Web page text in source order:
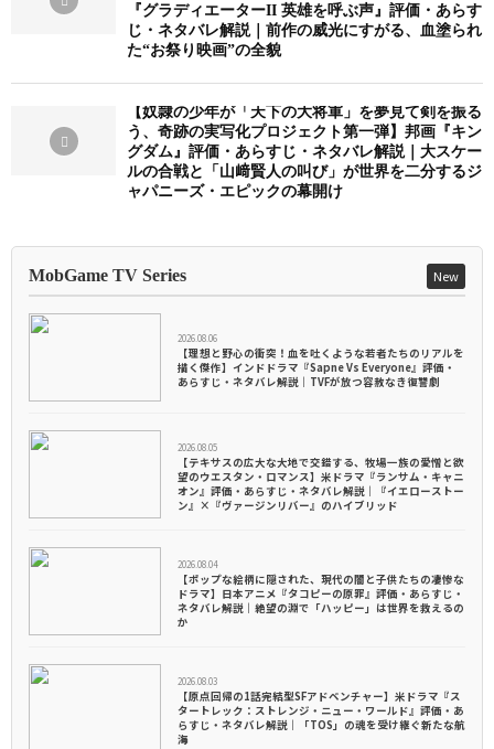
『グラディエーターII 英雄を呼ぶ声』評価・あらす
じ・ネタバレ解説｜前作の威光にすがる、血塗られ
た“お祭り映画”の全貌
【奴隷の少年が「天下の大将軍」を夢見て剣を振る
う、奇跡の実写化プロジェクト第一弾】邦画『キン
グダム』評価・あらすじ・ネタバレ解説｜大スケー
ルの合戦と「山﨑賢人の叫び」が世界を二分するジ
ャパニーズ・エピックの幕開け
MobGame TV Series New
2026.08.06
【理想と野心の衝突！血を吐くような若者たちのリアルを
描く傑作】インドドラマ『Sapne Vs Everyone』評価・
あらすじ・ネタバレ解説｜TVFが放つ容赦なき復讐劇
2026.08.05
【テキサスの広大な大地で交錯する、牧場一族の愛憎と欲
望のウエスタン・ロマンス】米ドラマ『ランサム・キャニ
オン』評価・あらすじ・ネタバレ解説｜『イエローストー
ン』×『ヴァージンリバー』のハイブリッド
2026.08.04
【ポップな絵柄に隠された、現代の闇と子供たちの凄惨な
ドラマ】日本アニメ『タコピーの原罪』評価・あらすじ・
ネタバレ解説｜絶望の淵で「ハッピー」は世界を救えるの
か
2026.08.03
【原点回帰の1話完結型SFアドベンチャー】米ドラマ『ス
タートレック：ストレンジ・ニュー・ワールド』評価・あ
らすじ・ネタバレ解説｜「TOS」の魂を受け継ぐ新たな航
海